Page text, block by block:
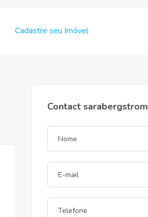
Cadastre seu Imóvel
Contact sarabergstrom